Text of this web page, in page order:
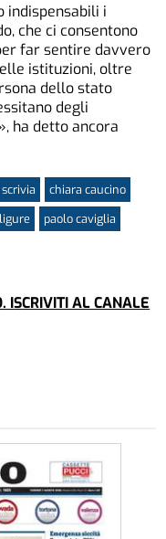
indispensabili i
che ci consentono
far sentire davvero
istituzioni, oltre
dello stato
degli
ha detto ancora
chiara caucino
paolo caviglia
ISCRIVITI AL CANALE